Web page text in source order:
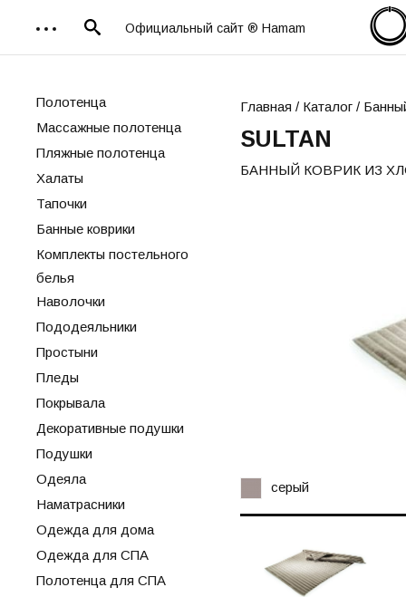
Официальный сайт ® Hamam
Полотенца
Массажные полотенца
Пляжные полотенца
Халаты
Тапочки
Банные коврики
Комплекты постельного
белья
Наволочки
Пододеяльники
Простыни
Пледы
Покрывала
Декоративные подушки
Подушки
Одеяла
Наматрасники
Одежда для дома
Одежда для СПА
Полотенца для СПА
Главная / Каталог /
SULTAN
БАННЫЙ КОВРИК ИЗ
серый